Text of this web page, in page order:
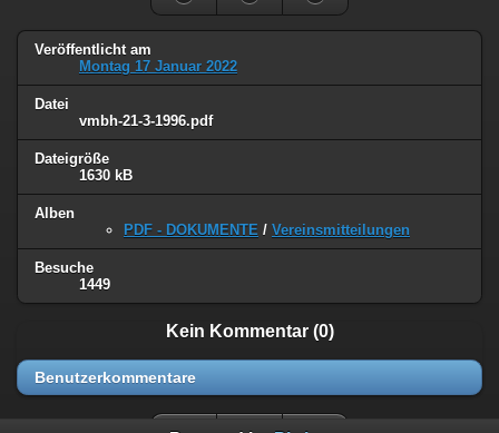
Veröffentlicht am
Montag 17 Januar 2022
Datei
vmbh-21-3-1996.pdf
Dateigröße
1630 kB
Alben
PDF - DOKUMENTE / Vereinsmitteilungen
Besuche
1449
Kein Kommentar (0)
Benutzerkommentare